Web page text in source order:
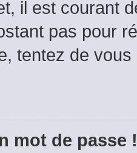
il est courant
pas pour
tentez de
mot de passe !